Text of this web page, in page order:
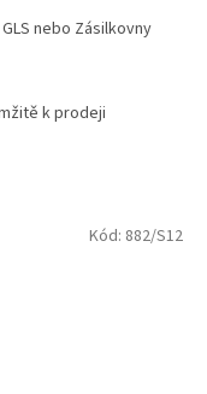
nebo Zásilkovny
k prodeji
Kód: 882/S12